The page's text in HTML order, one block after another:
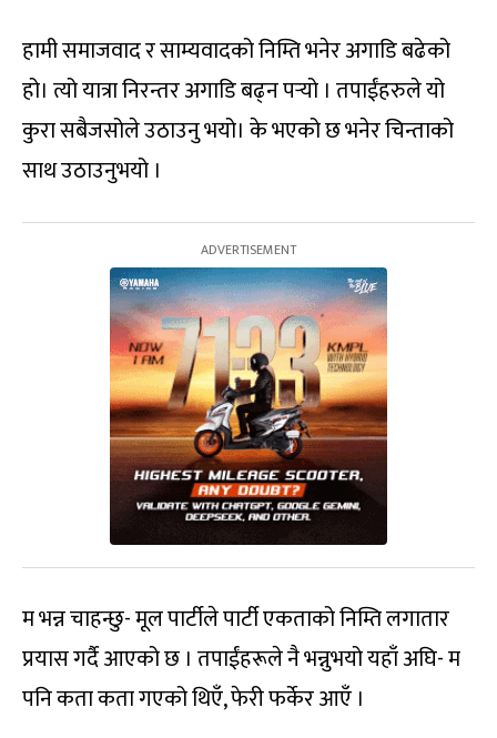
हामी समाजवाद र साम्यवादको निम्ति भनेर अगाडि बढेको
हो। त्यो यात्रा निरन्तर अगाडि बढ्न पर्‍यो । तपाईंहरुले यो
कुरा सबैजसोले उठाउनु भयो। के भएको छ भनेर चिन्ताको
साथ उठाउनुभयो ।
म भन्न चाहन्छु- मूल पार्टीले पार्टी एकताको निम्ति लगातार
प्रयास गर्दै आएको छ । तपाईंहरूले नै भन्नुभयो यहाँ अघि- म
पनि कता कता गएको थिएँ, फेरी फर्केर आएँ ।